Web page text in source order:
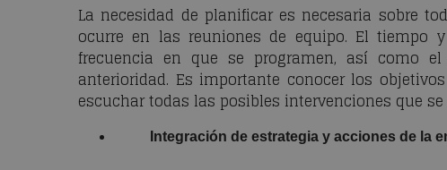
La necesidad de planificar es necesaria sobre
ocurre en las reuniones de equipo. El tiempo
frecuencia en que se programen, así como
anterioridad. Es importante conocer los
escuchar todas las posibles intervenciones que
Integración de estrategia y acciones de la